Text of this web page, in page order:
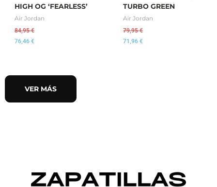
HIGH OG ‘FEARLESS’
Air Jordan
84,95€
76,46 €
TURBO GREEN
Air Jordan
79,95€
71,96 €
VER MÁS